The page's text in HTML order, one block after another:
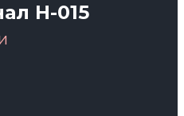
H-015